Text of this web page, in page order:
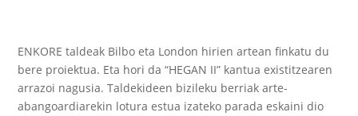
ENKORE taldeak Bilbo eta London hirien artean finkatu du
bere proiektua. Eta hori da “HEGAN II” kantua existitzearen
arrazoi nagusia. Taldekideen bizileku berriak arte-
abangoardiarekin lotura estua izateko parada eskaini dio